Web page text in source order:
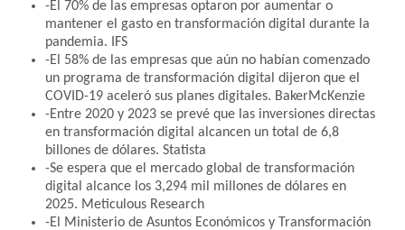
-El 70% de las empresas optaron por aumentar o
mantener el gasto en transformación digital durante la
pandemia. IFS
-El 58% de las empresas que aún no habían comenzado
un programa de transformación digital dijeron que el
COVID-19 aceleró sus planes digitales. BakerMcKenzie
-Entre 2020 y 2023 se prevé que las inversiones directas
en transformación digital alcancen un total de 6,8
billones de dólares. Statista
-Se espera que el mercado global de transformación
digital alcance los 3,294 mil millones de dólares en
2025. Meticulous Research
-El Ministerio de Asuntos Económicos y Transformación